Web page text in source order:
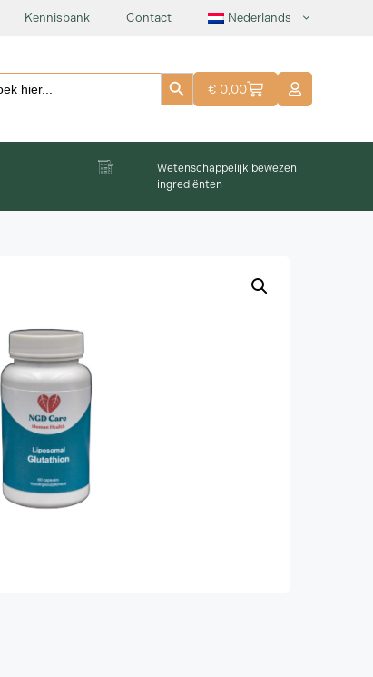
Kennisbank Contact Nederlands
Zoekknop
€ 0,00
Wetenschappelijk bewezen
ingrediënten